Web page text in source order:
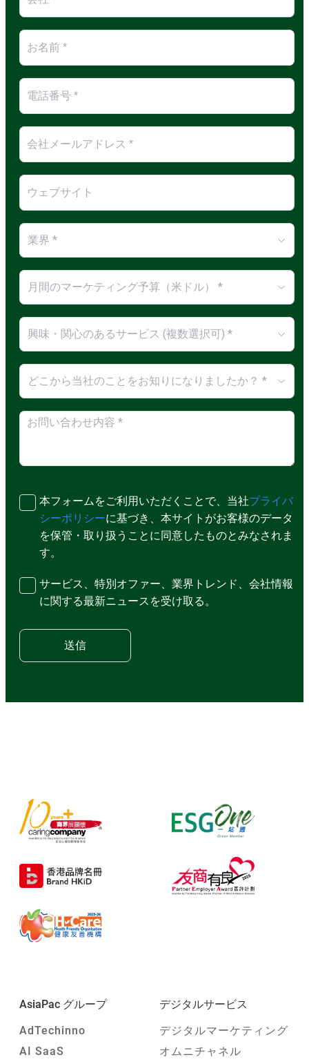
業界 *
月間のマーケティング予算（米ドル） *
興味・関心のあるサービス (複数選択可) *
どこから当社のことをお知りになりましたか？ *
本フォームをご利用いただくことで、当社プライバ
シーポリシーに基づき、本サイトがお客様のデータ
を保管・取り扱うことに同意したものとみなされま
す。
サービス、特別オファー、業界トレンド、会社情報
に関する最新ニュースを受け取る。
送信
AsiaPac グループ
AdTechinno
AI SaaS
デジタルサービス
デジタルマーケティング
オムニチャネル